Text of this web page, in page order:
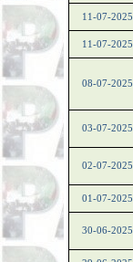
11-07-2025
11-07-2025
08-07-2025
03-07-2025
02-07-2025
01-07-2025
30-06-2025